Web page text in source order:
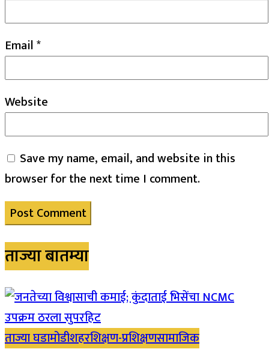
Email*
Website
Save my name, email, and website in this
browser for the next time I comment.
ताज्या बातम्या
ताज्या घडामोडीशहरशिक्षण-प्रशिक्षणसामाजिक